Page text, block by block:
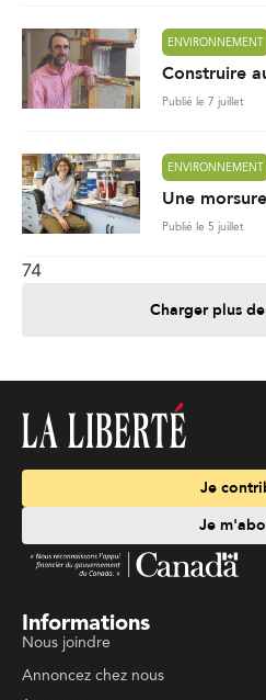
ENVIRONNEMENT
Construire
Publié le 7 juillet
ENVIRONNEMENT
Une
Publié le 5 juillet
74
Charger plus
Je
Je
Informations
Nous joindre
Annoncez chez nous